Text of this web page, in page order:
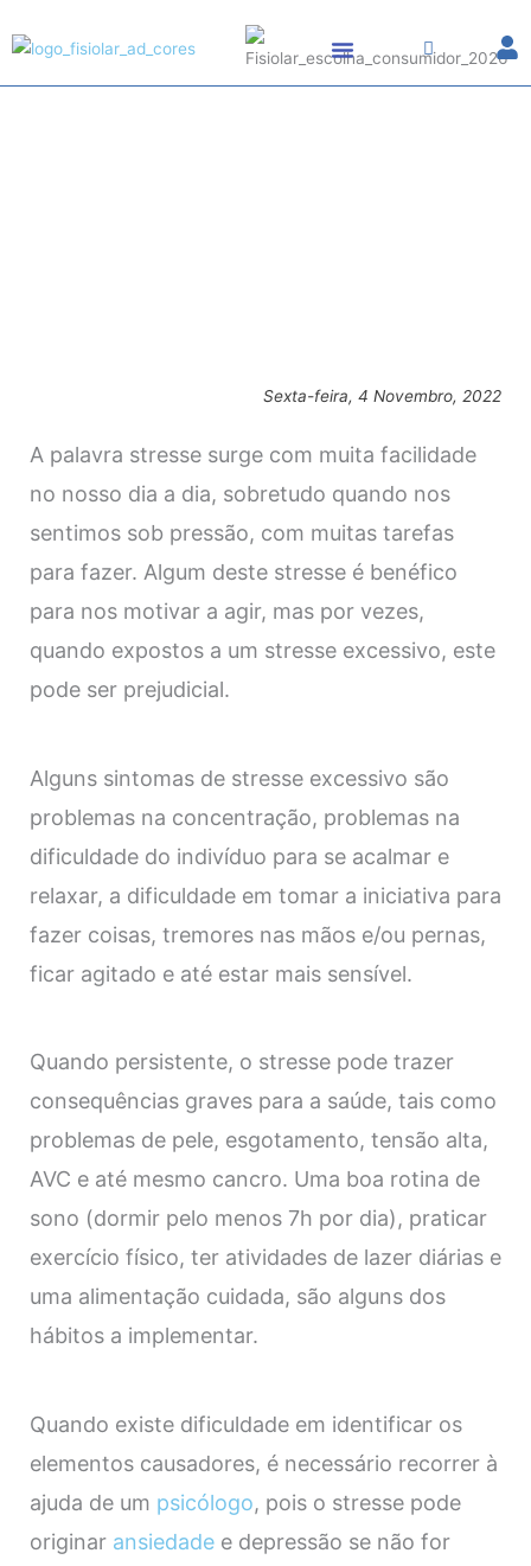
to
Sexta-feira, 4 Novembro, 2022
A palavra stresse surge com muita facilidade
no nosso dia a dia, sobretudo quando nos
sentimos sob pressão, com muitas tarefas
para fazer. Algum deste stresse é benéfico
para nos motivar a agir, mas por vezes,
quando expostos a um stresse excessivo, este
pode ser prejudicial.
Alguns sintomas de stresse excessivo são
problemas na concentração, problemas na
dificuldade do indivíduo para se acalmar e
relaxar, a dificuldade em tomar a iniciativa para
fazer coisas, tremores nas mãos e/ou pernas,
ficar agitado e até estar mais sensível.
Quando persistente, o stresse pode trazer
consequências graves para a saúde, tais como
problemas de pele, esgotamento, tensão alta,
AVC e até mesmo cancro. Uma boa rotina de
sono (dormir pelo menos 7h por dia), praticar
exercício físico, ter atividades de lazer diárias e
uma alimentação cuidada, são alguns dos
hábitos a implementar.
Quando existe dificuldade em identificar os
elementos causadores, é necessário recorrer à
ajuda de um psicólogo, pois o stresse pode
originar ansiedade e depressão se não for